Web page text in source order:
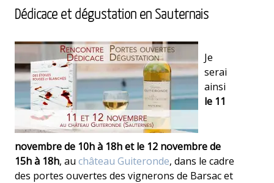
Dédicace et dégustation en Sauternais
Je
serai
ainsi
le 11
novembre de 10h à 18h et le 12 novembre de
15h à 18h, au château Guiteronde, dans le cadre
des portes ouvertes des vignerons de Barsac et